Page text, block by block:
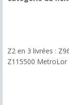
Z2 en 3 livrées :
Z115500 MetroLor